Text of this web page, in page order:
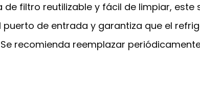
de filtro reutilizable y fácil de limpiar,
de entrada y garantiza que el
recomienda reemplazar